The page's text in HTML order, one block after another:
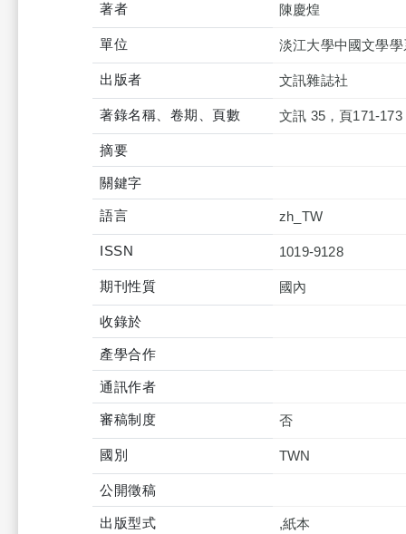
著者 陳慶煌
單位 淡江大學中國文學學
出版者 文訊雜誌社
著錄名稱、卷期、頁數 文訊 35，頁171-173
摘要
關鍵字
語言 zh_TW
ISSN 1019-9128
期刊性質 國內
收錄於
產學合作
通訊作者
審稿制度 否
國別 TWN
公開徵稿
出版型式 ,紙本